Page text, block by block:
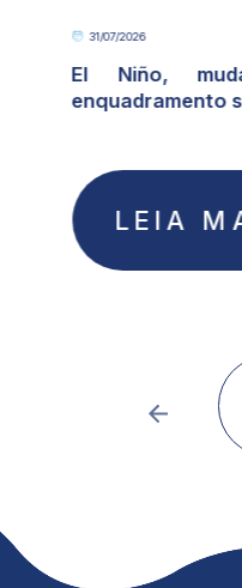
31/07/2026
El Niño,
enquadramento
LEIA